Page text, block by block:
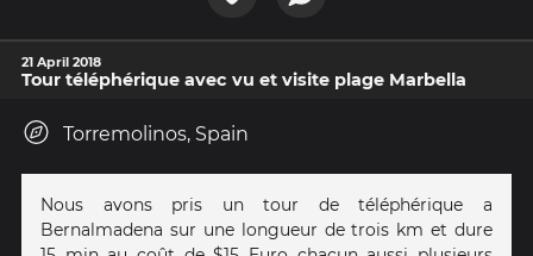
21 April 2018
Tour téléphérique avec vu et visite plage Marbella
Torremolinos, Spain
Nous avons pris un tour de téléphérique a
Bernalmadena sur une longueur de trois km et dure